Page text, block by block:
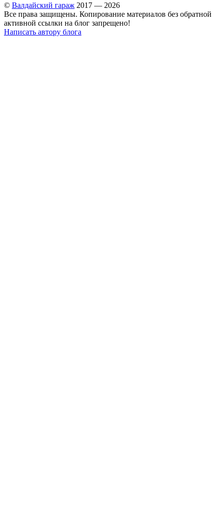
© Валдайский гараж 2017 — 2026
Все права защищены. Копирование материалов без обратной
активной ссылки на блог запрещено!
Написать автору блога